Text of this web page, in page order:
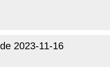
2023-11-16